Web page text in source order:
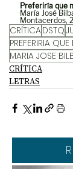
Preferiría que
María José
Montacerdos,
CRÍTICADSTQ
MARIA JOSE
CRÍTICA
LETRAS